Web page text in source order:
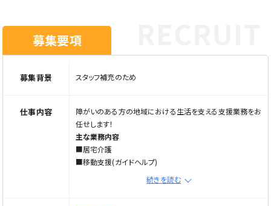
募集要項
募集背景 スタッフ補充のため
仕事内容
障がいのある方の地域における生活を支える支援業務をお
任せします！
主な業務内容
■居宅介護
■移動支援(ガイドヘルプ)
続きを読む